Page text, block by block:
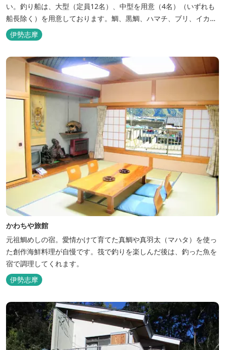
い。釣り船は、大型（定員12名）、中型を用意（4名）（いずれも
船長除く）を用意しております。鯛、黒鯛、ハマチ、ブリ、イカ
等、お客様のご要望に合わせた漁場にご案内いたします。当店か
ら、徒歩2分です。
伊勢志摩
かわちや旅館
元祖鯛めしの宿。愛情かけて育てた真鯛や真羽太（マハタ）を使っ
た創作海鮮料理が自慢です。筏で釣りを楽しんだ後は、釣った魚を
宿で調理してくれます。
伊勢志摩